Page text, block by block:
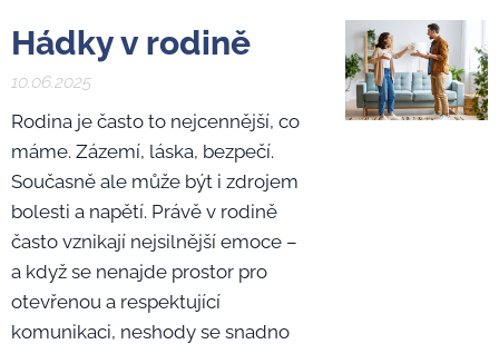
Hádky v rodině
10.06.2025
Rodina je často to nejcennější, co
máme. Zázemí, láska, bezpečí.
Současně ale může být i zdrojem
bolesti a napětí. Právě v rodině
často vznikají nejsilnější emoce –
a když se nenajde prostor pro
otevřenou a respektující
komunikaci, neshody se snadno